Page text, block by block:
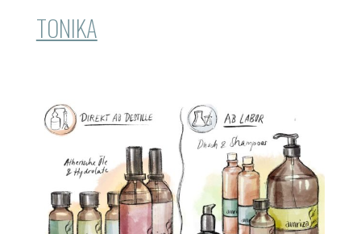
TONIKA